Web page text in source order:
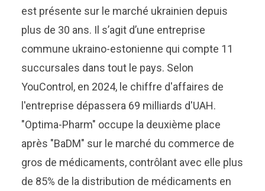
est présente sur le marché ukrainien depuis
plus de 30 ans. Il s’agit d’une entreprise
commune ukraino-estonienne qui compte 11
succursales dans tout le pays. Selon
YouControl, en 2024, le chiffre d'affaires de
l'entreprise dépassera 69 milliards d'UAH.
"Optima-Pharm" occupe la deuxième place
après "BaDM" sur le marché du commerce de
gros de médicaments, contrôlant avec elle plus
de 85% de la distribution de médicaments en